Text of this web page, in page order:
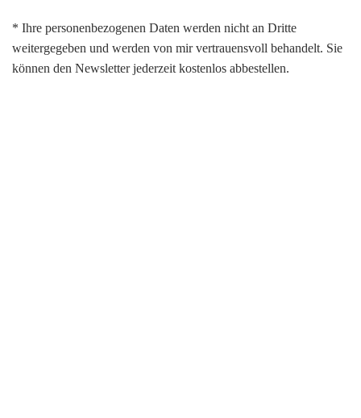
* Ihre personenbezogenen Daten werden nicht an Dritte
weitergegeben und werden von mir vertrauensvoll behandelt. Sie
können den Newsletter jederzeit kostenlos abbestellen.